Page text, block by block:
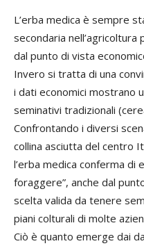
L’erba medica è sempre
secondaria
dal punto di vista
Invero si tratta di una
i dati economici mostrano
seminativi tradizionali
Confrontando i diversi
collina asciutta del centro
l’erba medica conferma di
foraggere”, anche dal
scelta valida da tenere
piani colturali di molte
Ciò è quanto emerge dai